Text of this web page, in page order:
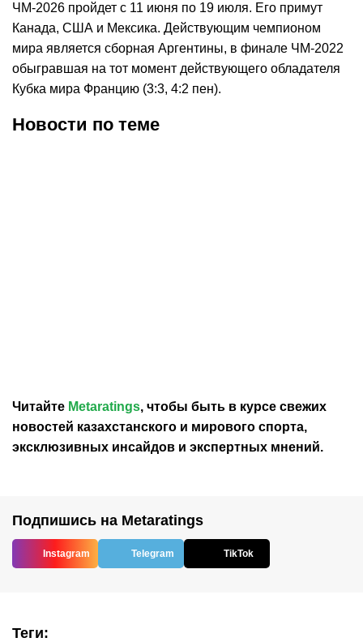
ЧМ-2026 пройдет с 11 июня по 19 июля. Его примут
Канада, США и Мексика. Действующим чемпионом
мира является сборная Аргентины, в финале ЧМ-2022
обыгравшая на тот момент действующего обладателя
Кубка мира Францию (3:3, 4:2 пен).
Новости по теме
Читайте Metaratings, чтобы быть в курсе свежих
новостей казахстанского и мирового спорта,
эксклюзивных инсайдов и экспертных мнений.
Подпишись на Metaratings
Instagram Telegram TikTok
Теги: